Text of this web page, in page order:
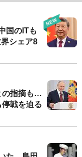
国のITも
シェア8
の指摘も…
戦を迫る